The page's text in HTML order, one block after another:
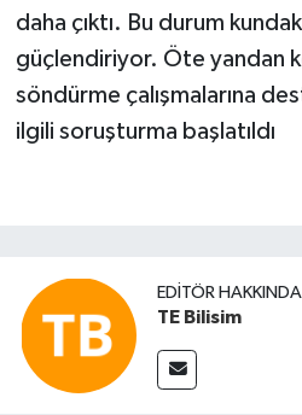
daha çıktı. Bu durum
güçlendiriyor. Öte yandan
söndürme çalışmalarına
ilgili soruşturma başlatıldı
EDITÖR HAKKINDA
TE Bilisim